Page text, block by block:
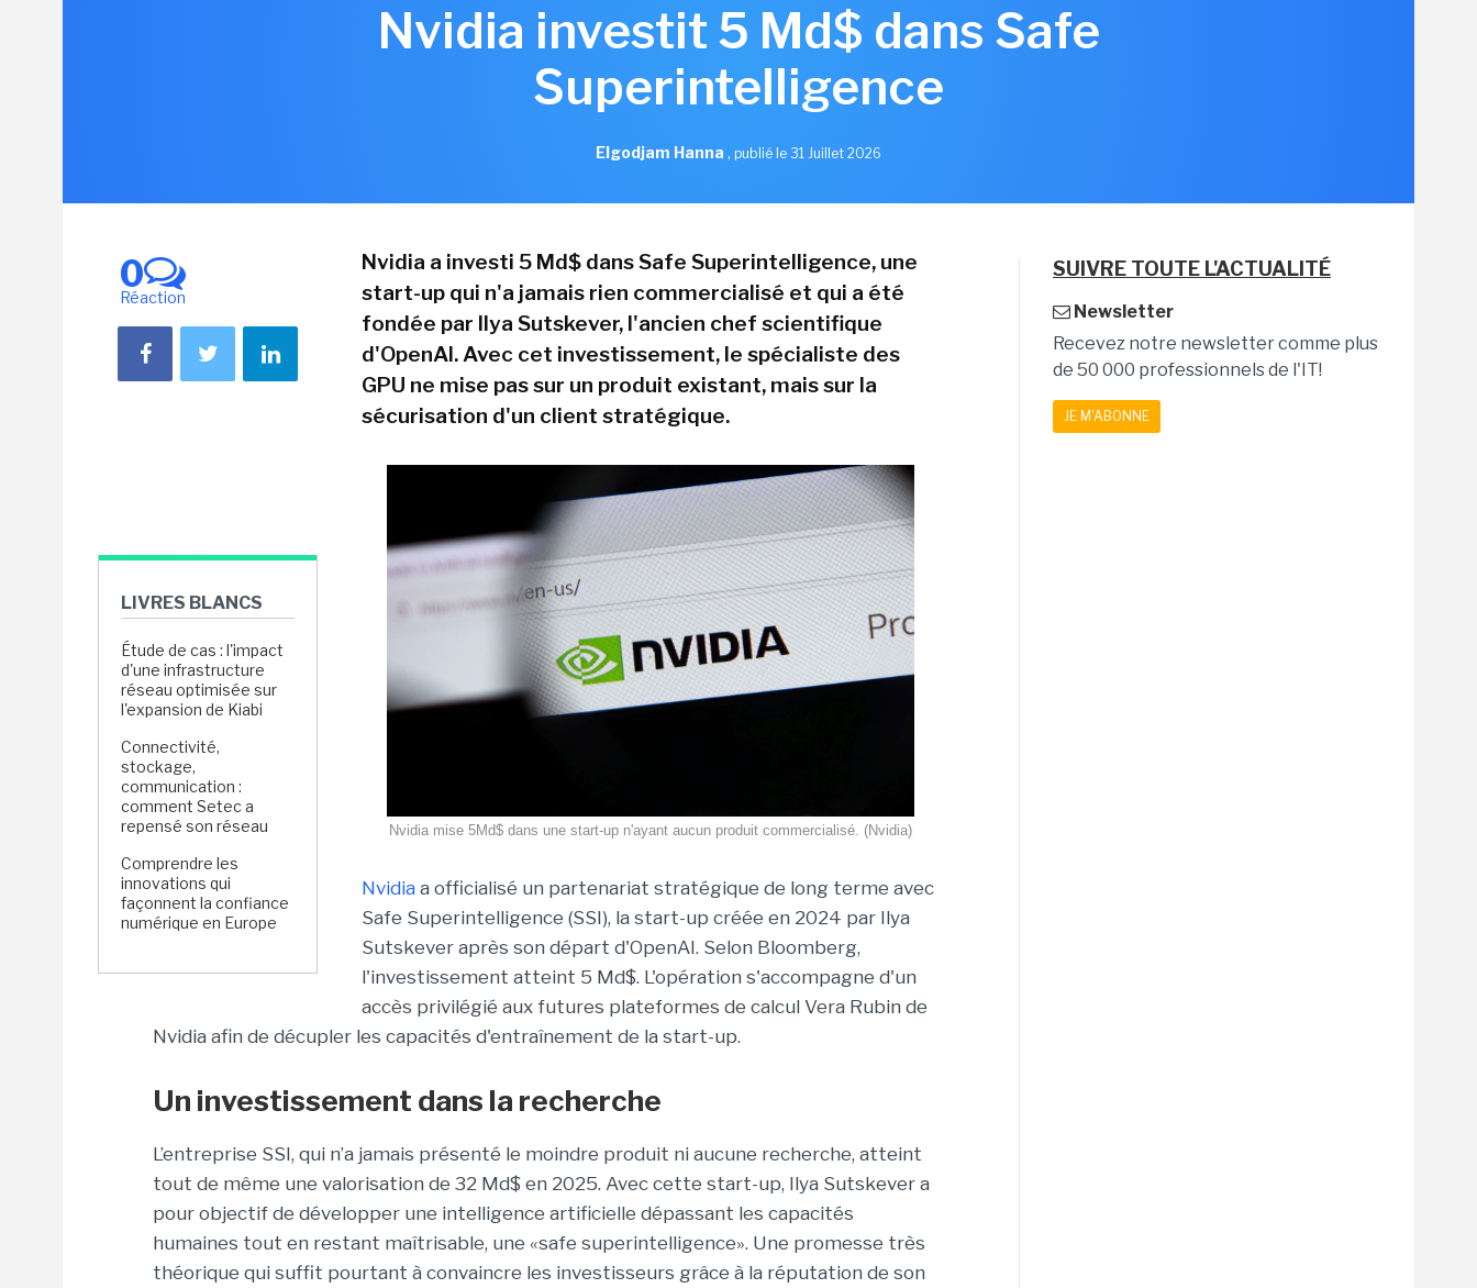
Nvidia investit 5 Md$ dans Safe
Superintelligence
Elgodjam Hanna , publié le 31 Juillet 2026
0
Réaction
LIVRES BLANCS
Étude de cas : l'impact
d'une infrastructure
réseau optimisée sur
l'expansion de Kiabi
Connectivité,
stockage,
communication :
comment Setec a
repensé son réseau
Comprendre les
innovations qui
façonnent la confiance
numérique en Europe
Nvidia a investi 5 Md$ dans Safe Superintelligence, une
start-up qui n'a jamais rien commercialisé et qui a été
fondée par Ilya Sutskever, l'ancien chef scientifique
d'OpenAI. Avec cet investissement, le spécialiste des
GPU ne mise pas sur un produit existant, mais sur la
sécurisation d'un client stratégique.
Nvidia mise 5Md$ dans une start-up n'ayant aucun produit commercialisé. (Nvidia)
Nvidia a officialisé un partenariat stratégique de long terme avec
Safe Superintelligence (SSI), la start-up créée en 2024 par Ilya
Sutskever après son départ d'OpenAI. Selon Bloomberg,
l'investissement atteint 5 Md$. L'opération s'accompagne d'un
accès privilégié aux futures plateformes de calcul Vera Rubin de
Nvidia afin de décupler les capacités d'entraînement de la start-up.
Un investissement dans la recherche
L’entreprise SSI, qui n’a jamais présenté le moindre produit ni aucune recherche, atteint
tout de même une valorisation de 32 Md$ en 2025. Avec cette start-up, Ilya Sutskever a
pour objectif de développer une intelligence artificielle dépassant les capacités
humaines tout en restant maîtrisable, une «safe superintelligence». Une promesse très
théorique qui suffit pourtant à convaincre les investisseurs grâce à la réputation de son
SUIVRE TOUTE L'ACTUALITÉ
Newsletter
Recevez notre newsletter comme plus
de 50 000 professionnels de l'IT!
JE M'ABONNE